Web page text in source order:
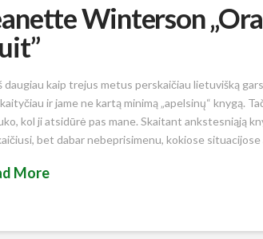
Winterson
daugiau kaip trejus metus perskaičiau lietuvišką
ir jame ne kartą minimą „apelsinų“ knygą.
kol ji atsidūrė pas mane. Skaitant ankstesniąją
bet dabar nebeprisimenu, kokiose
More